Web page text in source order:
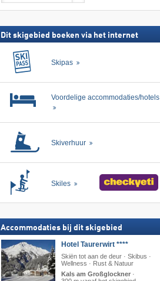
Dit skigebied boeken via het internet
Skipas
Voordelige accommodaties/hotels
Skiverhuur
Skiles
Accommodaties bij dit skigebied
Hotel Taurerwirt ****
Skiën tot aan de deur · Skibus ·
Wellness · Rust & Natuur
Kals am Großglockner·